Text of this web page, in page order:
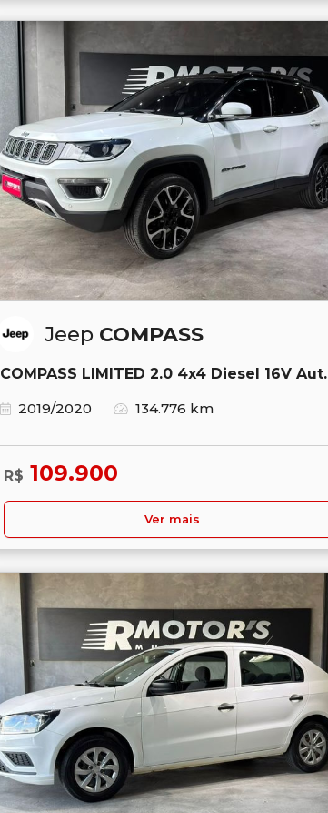
Jeep COMPASS
COMPASS LIMITED 2.0 4x4 Diesel 16V Aut.
2019/2020
134.776 km
R$ 109.900
Ver mais